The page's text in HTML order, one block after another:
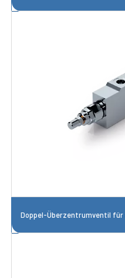
Doppel-Überzentrumventil